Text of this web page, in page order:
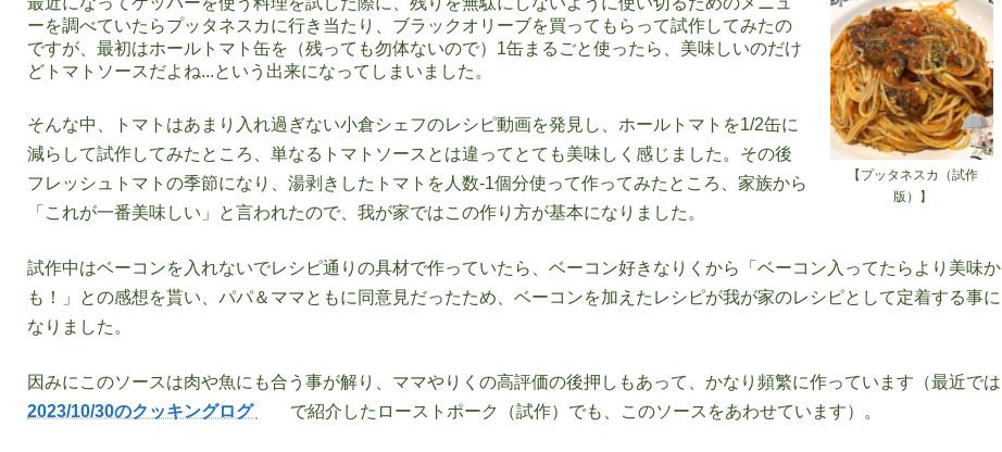
【プッタネスカ（試作
版）】
ーを調べていたらプッタネスカに行き当たり、ブラックオリーブを買ってもらって試作してみたの
ですが、最初はホールトマト缶を（残っても勿体ないので）1缶まるごと使ったら、美味しいのだけ
どトマトソースだよね...という出来になってしまいました。
そんな中、トマトはあまり入れ過ぎない小倉シェフのレシピ動画を発見し、ホールトマトを1/2缶に
減らして試作してみたところ、単なるトマトソースとは違ってとても美味しく感じました。その後
フレッシュトマトの季節になり、湯剥きしたトマトを人数-1個分使って作ってみたところ、家族から
「これが一番美味しい」と言われたので、我が家ではこの作り方が基本になりました。
試作中はベーコンを入れないでレシピ通りの具材で作っていたら、ベーコン好きなりくから「ベーコン入ってたらより美味か
も！」との感想を貰い、パパ＆ママともに同意見だったため、ベーコンを加えたレシピが我が家のレシピとして定着する事に
なりました。
因みにこのソースは肉や魚にも合う事が解り、ママやりくの高評価の後押しもあって、かなり頻繁に作っています（最近では
2023/10/30のクッキングログ
で紹介したローストポーク（試作）でも、このソースをあわせています）。